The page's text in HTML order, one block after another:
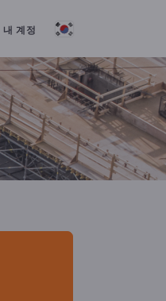
내 계정
제조업체